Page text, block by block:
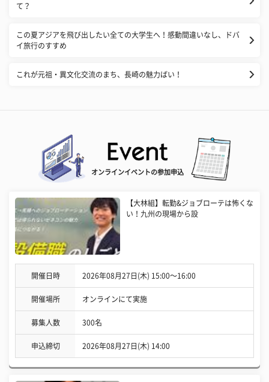
て？
この夏アジアを飛び出したい全ての大学生へ！感動間違いなし、ドバ
イ旅行のすすめ
これが元祖・異文化交流のまち、長崎の魅力ばい！
オンラインイベントの参加申込
【大林組】転勤&ジョブローテは怖くな
い！九州の現場から設
開催日時 2026年08月27日(木) 15:00〜16:00
開催場所 オンラインにて実施
募集人数 300名
申込締切 2026年08月27日(木) 14:00